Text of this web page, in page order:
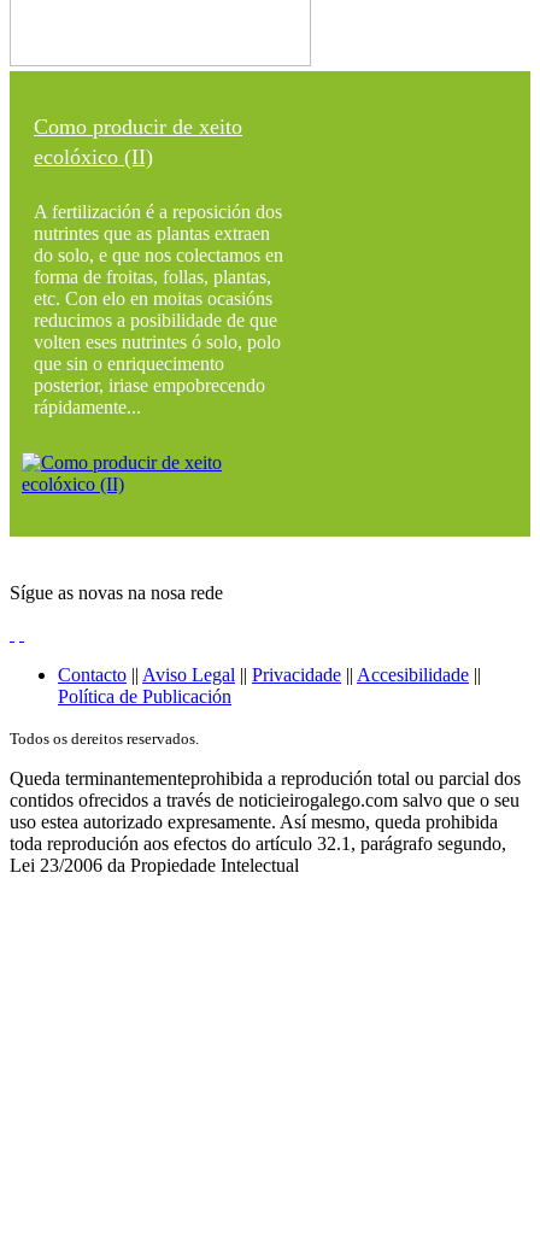
Como producir de xeito
ecolóxico (II)
A fertilización é a reposición dos
nutrintes que as plantas extraen
do solo, e que nos colectamos en
forma de froitas, follas, plantas,
etc. Con elo en moitas ocasións
reducimos a posibilidade de que
volten eses nutrintes ó solo, polo
que sin o enriquecimento
posterior, iriase empobrecendo
rápidamente...
Sígue as novas na nosa rede
Contacto || Aviso Legal || Privacidade || Accesibilidade ||
Política de Publicación
Todos os dereitos reservados.
Queda terminantementeprohibida a reprodución total ou parcial dos
contidos ofrecidos a través de noticieirogalego.com salvo que o seu
uso estea autorizado expresamente. Así mesmo, queda prohibida
toda reprodución aos efectos do artículo 32.1, parágrafo segundo,
Lei 23/2006 da Propiedade Intelectual